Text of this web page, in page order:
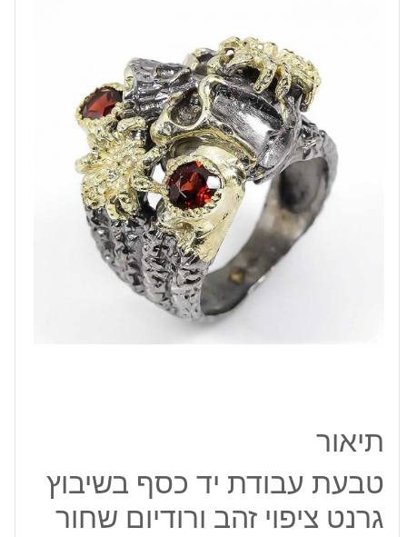
תיאור
טבעת עבודת יד כסף בשיבוץ
גרנט ציפוי זהב ורודיום שחור